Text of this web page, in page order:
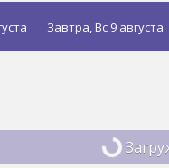
Завтра, Вс 9 августа